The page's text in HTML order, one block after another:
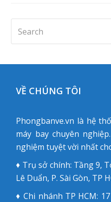
VỀ CHÚNG TÔI
Phongbanve.vn là hệ
máy bay chuyên
nghiệm tuyệt vời nhất
♦ Trụ sở chính: Tầng 9,
Lê Duẩn, P. Sài Gòn, TP
♦ Chi nhánh TP HCM: